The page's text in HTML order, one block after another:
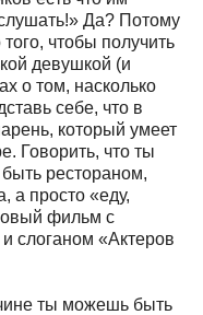
Да? Потому
чтобы получить
девушкой (и
о том, насколько
себе, что в
который умеет
Говорить, что ты
рестораном,
а просто «еду,
фильм с
слоганом «Актеров
ты можешь быть